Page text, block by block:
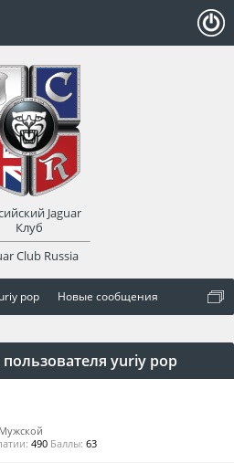
pop Новые сообщения
yuriy pop
490 Баллы: 63
Jaguar
Клуб
Club Russia
оват